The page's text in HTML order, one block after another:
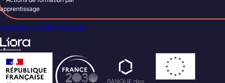
apprentissage
Consulter le certificat Qualiopi